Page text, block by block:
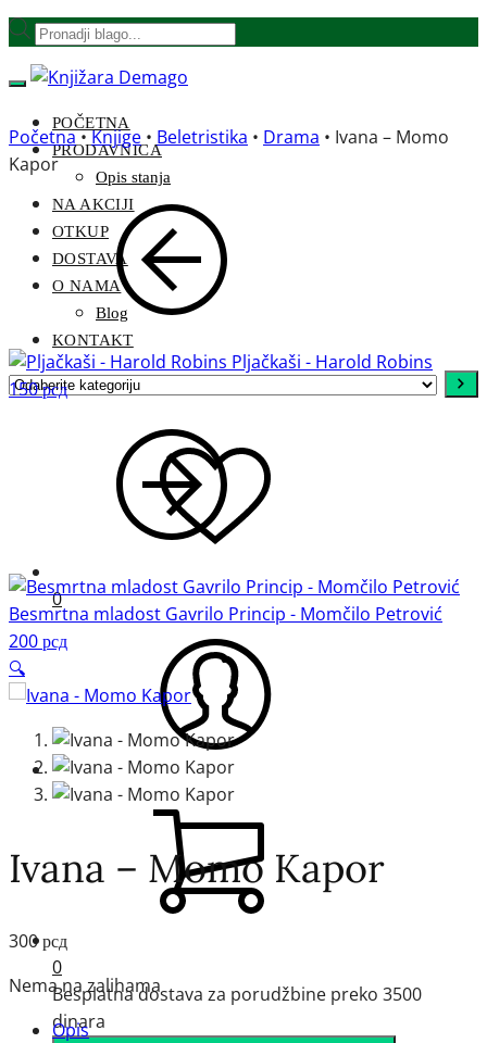
Skip
navigation
Skip
content
Products
POČETNA
PRODAVNICA
Opis stanja
NA AKCIJI
OTKUP
DOSTAVA
O NAMA
Blog
KONTAKT
Odaberite
0
0
Besplatna dostava za porudžbine preko 3500
dinara
Početna•Knjige • Beletristika • Drama • Ivana – Momo
Kapor
Pljačkaši - Harold Robins
150рсд
Besmrtna mladost Gavrilo Princip - Momčilo Petrović
200рсд
🔍
Ivana – Momo Kapor
300рсд
Nema na zalihama
Opis